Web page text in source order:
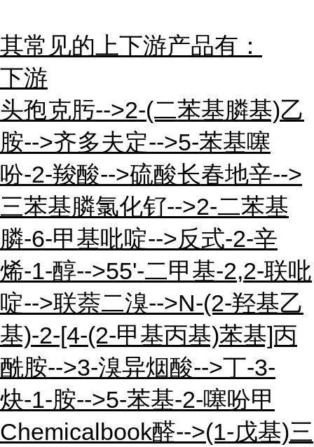
其常见的上下游产品有：
下游
头孢克肟-->2-(二苯基膦基)乙
胺-->齐多夫定-->5-苯基噻
吩-2-羧酸-->硫酸长春地辛-->
三苯基膦氯化钌-->2-二苯基
膦-6-甲基吡啶-->反式-2-辛
烯-1-醇-->55'-二甲基-2,2-联吡
啶-->联萘二溴-->N-(2-羟基乙
基)-2-[4-(2-甲基丙基)苯基]丙
酰胺-->3-溴异烟酸-->丁-3-
炔-1-胺-->5-苯基-2-噻吩甲
Chemicalbook醛-->(1-戊基)三